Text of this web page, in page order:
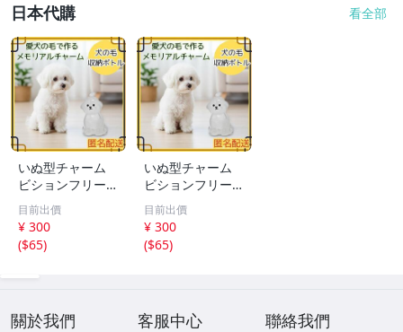
日本代購 看全部
いぬ型チャーム
ビションフリーゼ
アクセサリー キ
ーホルダー ペア
思い出
目前出價
¥ 300
($65)
いぬ型チャーム
ビションフリーゼ
アクセサリー キ
ーホルダー ペア
思い出
目前出價
¥ 300
($65)
關於我們 客服中心 聯絡我們